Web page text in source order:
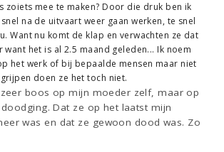
zoiets mee te maken? Door die druk ben ik
na de uitvaart weer gaan werken, te snel
Want nu komt de klap en verwachten ze dat
want het is al 2.5 maand geleden... Ik noem
het werk of bij bepaalde mensen maar niet
doen ze het toch niet.
boos op mijn moeder zelf, maar op
Dat ze op het laatst mijn
was en dat ze gewoon dood was. Zo